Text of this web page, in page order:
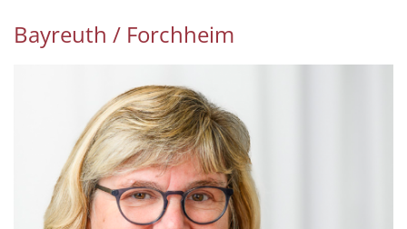
Bayreuth / Forchheim